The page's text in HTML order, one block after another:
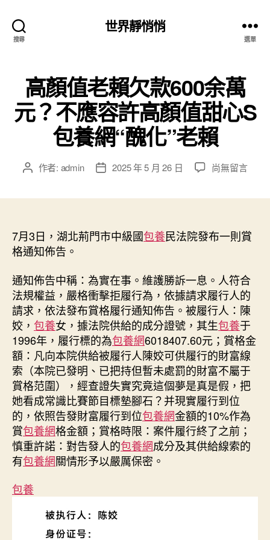
搜尋
世界靜悄悄
選單
高顏值老賴欠款600余萬
元？不應容許高顏值甜心S
包養網“醜化”老賴
文 作者: admin
文
期
2025 年 5 月 26 日
在
賴
600
余
萬
元？
不
應
容
許
高
顏
值
甜
心
S
“醜
尚無留言
7月3日，湖北荊門市中級國包養民法院發布一則賞
格通知佈告。
通知佈告中稱：為實在事。維護勝訴一息。人符合
法規權益，嚴格衝擊拒履行為，依據請求履行人的
請求，依法發布賞格履行通知佈告。被履行人：陳
姣， 包養女，據法院供給的成分證號，其生包養于
1996年，履行標的為包養網6018407.60元；賞格金
額：凡向本院供給被履行人陳姣可供履行的財富線
索（本院已發明、已把持但暫未處罰的財富不屬于
賞格范圍），經查證失實究竟這個夢是真是假，把
她看成常識比賽節目標墊腳石？并現實履行到位
的，依照告發財富履行到位包養網金額的10%作為
賞包養網格金額；賞格時限：案件履行終了之前；
慎重許諾：對告發人的包養網成分及其供給線索的
有包養網關情形予以嚴厲保密。
包養